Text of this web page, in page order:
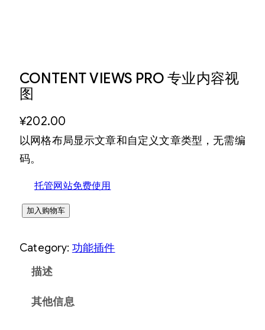
CONTENT VIEWS PRO 专业内容视
图
¥202.00
以网格布局显示文章和自定义文章类型，无需编
码。
托管网站免费使用
C
N
加入购物车
Category: 功能插件
描述
其他信息